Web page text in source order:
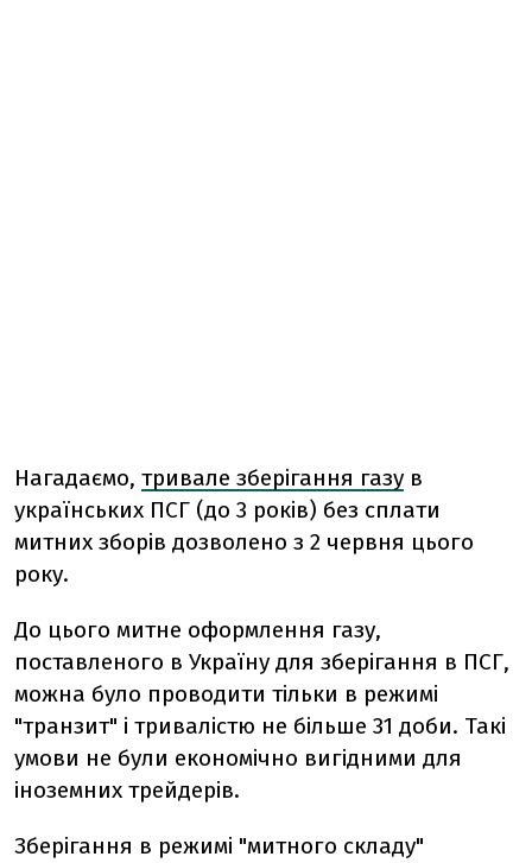
Нагадаємо, тривале зберігання газу в
українських ПСГ (до 3 років) без сплати
митних зборів дозволено з 2 червня цього
року.
До цього митне оформлення газу,
поставленого в Україну для зберігання в ПСГ,
можна було проводити тільки в режимі
"транзит" і тривалістю не більше 31 доби. Такі
умови не були економічно вигідними для
іноземних трейдерів.
Зберігання в режимі "митного складу"